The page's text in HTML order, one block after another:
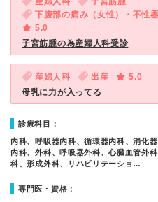
5.0
子宮筋腫の為産婦人科受診
産婦人科 出産
5.0
母乳に力が入ってる
診療科目：
内科、呼吸器内科、循環器内科、消化
内科、外科、呼吸器外科、心臓血管外
科、形成外科、リハビリテーショ…
専門医・資格：